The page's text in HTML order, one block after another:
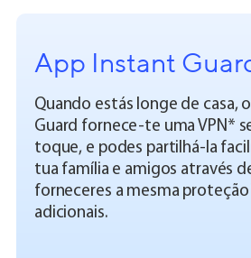
App Instant
Quando estás longe de casa,
Guard fornece-te uma VPN*
toque, e podes partilhá-la
tua família e amigos através
forneceres a mesma proteção
adicionais.